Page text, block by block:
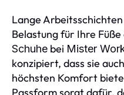
Lange
Belastung für Ihre
Schuhe bei Mister
konzipiert, dass sie
höchsten Komfort